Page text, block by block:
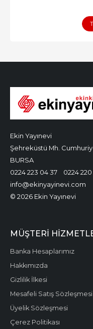
Ekin Yayınevi
Şehreküstü Mh.
BURSA
0224 223 04 37
0224 220
info@ekinyayinevi.com
© 2026 Ekin Yayınevi
MÜŞTERI
Banka Hesaplarımız
Hakkımızda
Gizlilik İlkesi
Mesafeli Satış Sözleşmesi
Üyelik Sözleşmesi
Çerez Politikası